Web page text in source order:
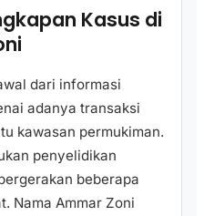
Kasus di
dari informasi
adanya transaksi
kawasan permukiman.
penyelidikan
beberapa
Nama Ammar Zoni